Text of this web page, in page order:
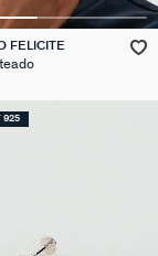
FELICITE
925